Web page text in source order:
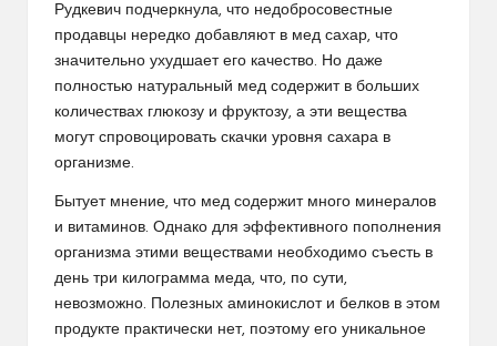
Рудкевич подчеркнула, что недобросовестные
продавцы нередко добавляют в мед сахар, что
значительно ухудшает его качество. Но даже
полностью натуральный мед содержит в больших
количествах глюкозу и фруктозу, а эти вещества
могут спровоцировать скачки уровня сахара в
организме.
Бытует мнение, что мед содержит много минералов
и витаминов. Однако для эффективного пополнения
организма этими веществами необходимо съесть в
день три килограмма меда, что, по сути,
невозможно. Полезных аминокислот и белков в этом
продукте практически нет, поэтому его уникальное